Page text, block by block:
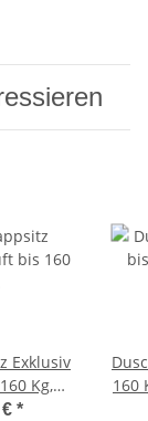
Exklusiv
Kg,
*
160